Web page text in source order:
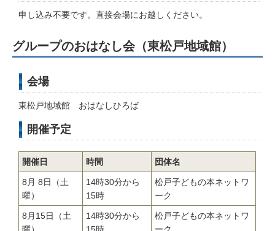
申し込み不要です。直接会場にお越しください。
グループのおはなし会（東松戸地域館）
会場
東松戸地域館 おはなしひろば
開催予定
開催日 時間 団体名
8月 8日（土
曜）
14時30分から
15時
松戸子どもの本ネットワ
ーク
8月15日（土
14時30分から
松戸子どもの本ネットワ